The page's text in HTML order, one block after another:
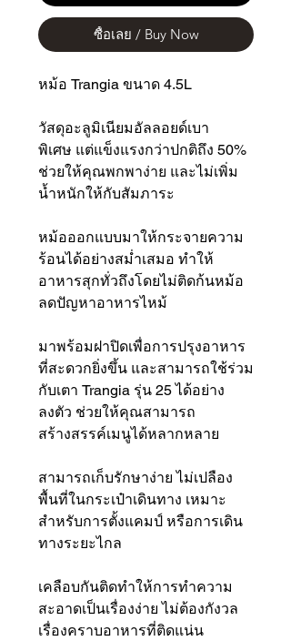
ซื้อเลย / Buy Now
หม้อ Trangia ขนาด 4.5L
วัสดุอะลูมิเนียมอัลลอยด์เบา
พิเศษ แต่แข็งแรงกว่าปกติถึง 50%
ช่วยให้คุณพกพาง่าย และไม่เพิ่ม
น้ำหนักให้กับสัมภาระ
หม้อออกแบบมาให้กระจายความ
ร้อนได้อย่างสม่ำเสมอ ทำให้
อาหารสุกทั่วถึงโดยไม่ติดก้นหม้อ
ลดปัญหาอาหารไหม้
มาพร้อมฝาปิดเพื่อการปรุงอาหาร
ที่สะดวกยิ่งขึ้น และสามารถใช้ร่วม
กับเตา Trangia รุ่น 25 ได้อย่าง
ลงตัว ช่วยให้คุณสามารถ
สร้างสรรค์เมนูได้หลากหลาย
สามารถเก็บรักษาง่าย ไม่เปลือง
พื้นที่ในกระเป๋าเดินทาง เหมาะ
สำหรับการตั้งแคมป์ หรือการเดิน
ทางระยะไกล
เคลือบกันติดทำให้การทำความ
สะอาดเป็นเรื่องง่าย ไม่ต้องกังวล
เรื่องคราบอาหารที่ติดแน่น